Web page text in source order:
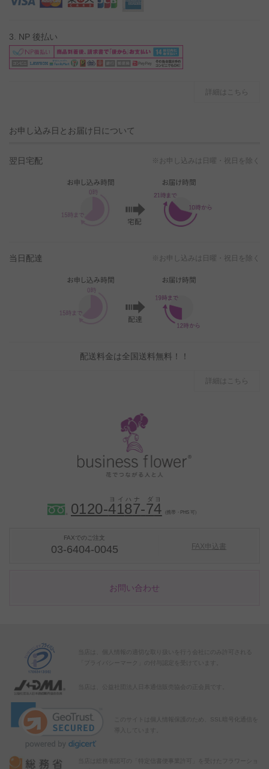
3. NP 後払い
詳細はこちら
お申し込み日とお届け日について
翌日宅配 ※お申し込みは日曜・祝日を除く
当日配達 ※お申し込みは日曜・祝日を除く
配送料金は全国送料無料！！
詳細はこちら
0120-4187-74 （携帯・PHS 可）
FAXでのご注文
03-6404-0045 FAX申込書
お問い合わせ
当店は、個人情報の適切な取り扱いを行う会社にのみ許可される
「プライバシーマーク」の付与認定を受けています。
当店は、公益社団法人日本通信販売協会の正会員です。
このサイトは個人情報保護のため、SSL暗号化通信を
導入しています。
当店は総務省認可の「特定信書便事業許可」を受けたフラワーショ